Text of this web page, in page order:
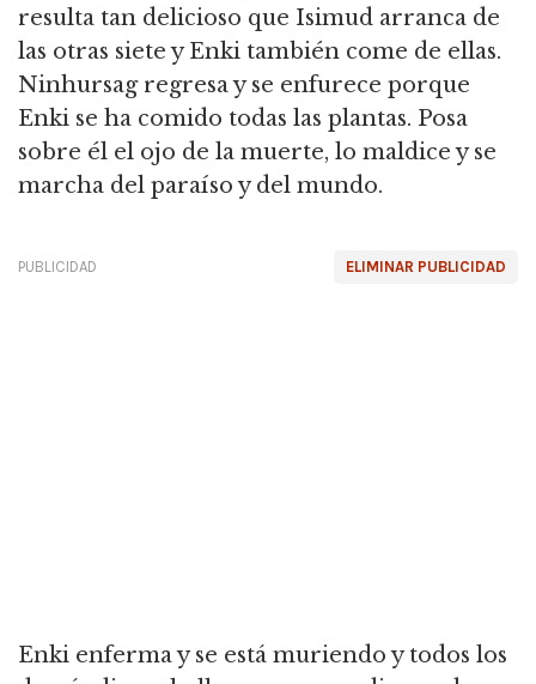
resulta tan delicioso que Isimud arranca de
las otras siete y Enki también come de ellas.
Ninhursag regresa y se enfurece porque
Enki se ha comido todas las plantas. Posa
sobre él el ojo de la muerte, lo maldice y se
marcha del paraíso y del mundo.
ELIMINAR PUBLICIDAD
PUBLICIDAD
Enki enferma y se está muriendo y todos los